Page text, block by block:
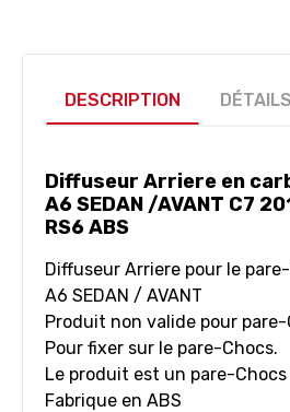
DESCRIPTION
Diffuseur Arriere en
A6 SEDAN /AVANT C7
RS6 ABS
Diffuseur Arriere pour le
A6 SEDAN / AVANT
Produit non valide pour pare-
Pour fixer sur le pare-Chocs.
Le produit est un pare-
Fabrique en ABS